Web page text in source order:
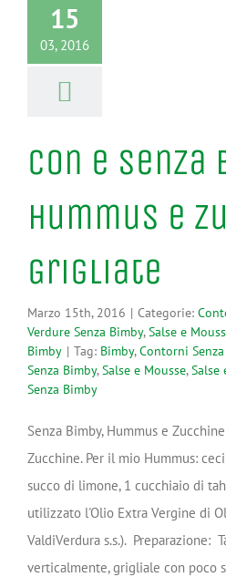
15
03, 2016
Con e Senza
Hummus e
Grigliate
Marzo 15th, 2016 | Categorie:
Verdure Senza Bimby,Salse e
Bimby | Tag: Bimby,Contorni
Senza Bimby,Salse e Mousse,Salse
Senza Bimby
Senza Bimby, Hummus e
Zucchine. Per il mio Hummus:
succo di limone, 1 cucchiaio di
utilizzato l'Olio Extra Vergine di
ValdiVerdura s.s.). Preparazione:
verticalmente, grigliale con poco